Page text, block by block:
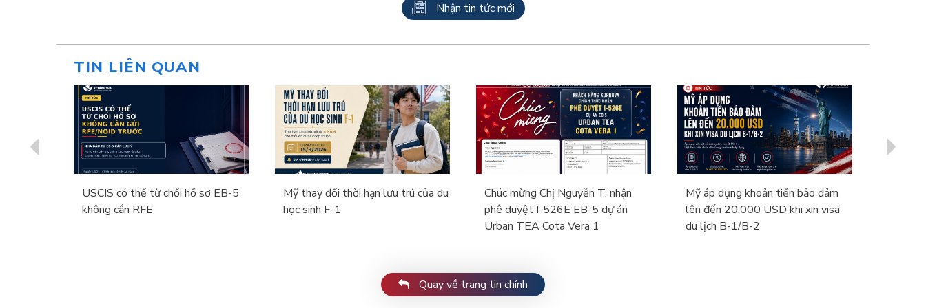
Nhận tin tức mới
TIN LIÊN QUAN
USCIS có thể từ chối hồ sơ EB-5
không cần RFE
Mỹ thay đổi thời hạn lưu trú của du
học sinh F-1
Chúc mừng Chị Nguyễn T. nhận
phê duyệt I-526E EB-5 dự án
Urban TEA Cota Vera 1
Mỹ áp dụng khoản tiền bảo đảm
lên đến 20.000 USD khi xin visa
du lịch B-1/B-2
Quay về trang tin chính